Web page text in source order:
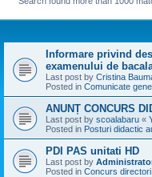
Informare privind
examenului de
Last post by Cristina
Posted in Comunicate
ANUNȚ CONCURS
Last post by scoalabaru «
Posted in Posturi didactic
PDI PAS unitati HD
Last post by
Posted in Concurs